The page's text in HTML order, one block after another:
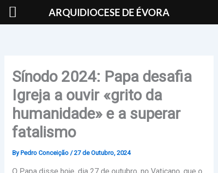
Skip
Sínodo 2024: Papa desafia
Igreja a ouvir «grito da
humanidade» e a superar
fatalismo
By Pedro Conceição /27 de Outubro, 2024
ARQUIDIOCESE DE ÉVORA